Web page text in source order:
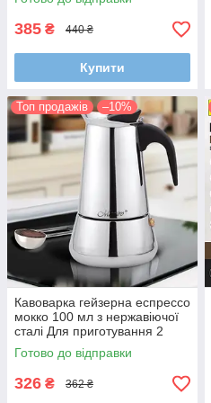
385 ₴ 440 ₴
Купити
Топ продажів –10%
Кавоварка гейзерна еспрессо
мокко 100 мл з нержавіючої
сталі Для приготування 2
чашок кави
Готово до відправки
326 ₴ 362 ₴